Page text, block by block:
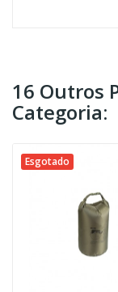
16 Outros
Categoria:
Esgotado